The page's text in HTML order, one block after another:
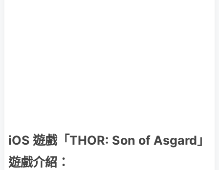
iOS 遊戲「THOR: Son of Asgard」
遊戲介紹：